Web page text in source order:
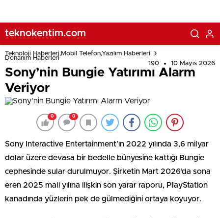
teknokentim.com
Teknoloji Haberleri,Mobil Telefon,Yazılım Haberleri
Donanım Haberleri
190
10 Mayıs 2026
Sony’nin Bungie Yatırımı Alarm
Veriyor
0 0
Sony Interactive Entertainment’ın 2022 yılında 3,6 milyar
dolar üzere devasa bir bedelle bünyesine kattığı Bungie
cephesinde sular durulmuyor. Şirketin Mart 2026’da sona
eren 2025 mali yılına ilişkin son yarar raporu, PlayStation
kanadında yüzlerin pek de gülmediğini ortaya koyuyor.